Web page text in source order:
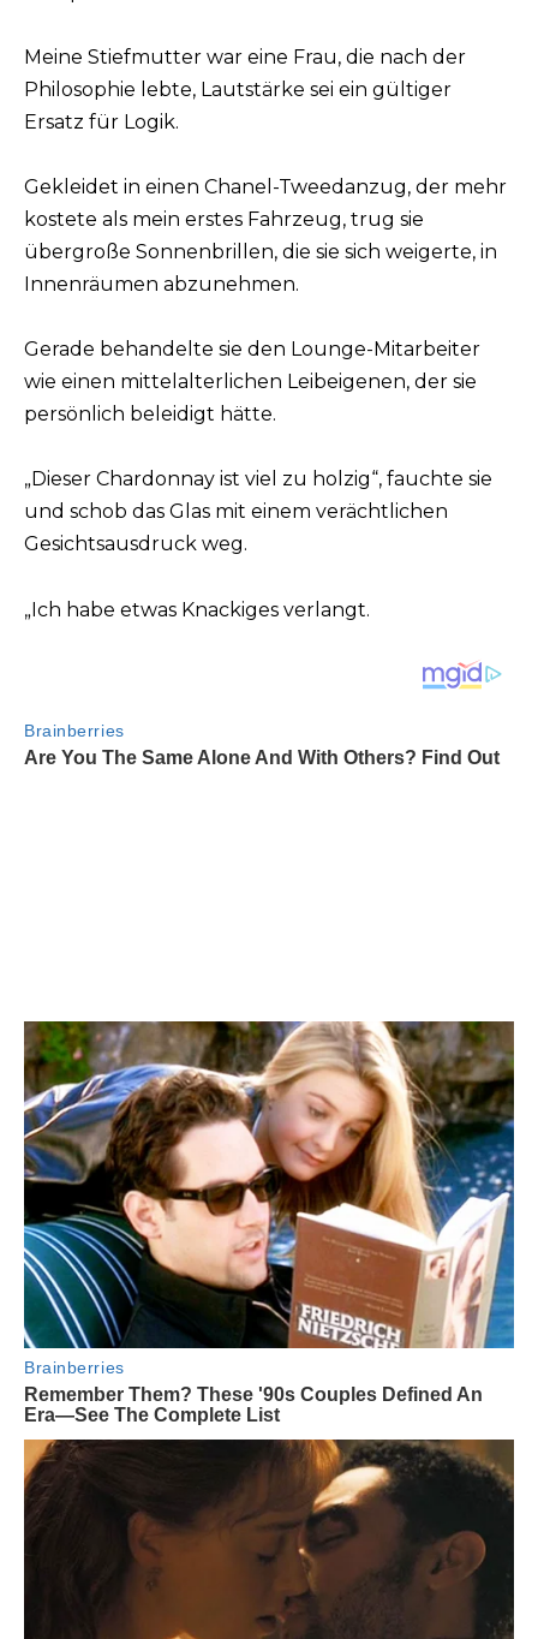
Meine Stiefmutter war eine Frau, die nach der
Philosophie lebte, Lautstärke sei ein gültiger
Ersatz für Logik.
Gekleidet in einen Chanel-Tweedanzug, der mehr
kostete als mein erstes Fahrzeug, trug sie
übergroße Sonnenbrillen, die sie sich weigerte, in
Innenräumen abzunehmen.
Gerade behandelte sie den Lounge-Mitarbeiter
wie einen mittelalterlichen Leibeigenen, der sie
persönlich beleidigt hätte.
„Dieser Chardonnay ist viel zu holzig“, fauchte sie
und schob das Glas mit einem verächtlichen
Gesichtsausdruck weg.
„Ich habe etwas Knackiges verlangt.